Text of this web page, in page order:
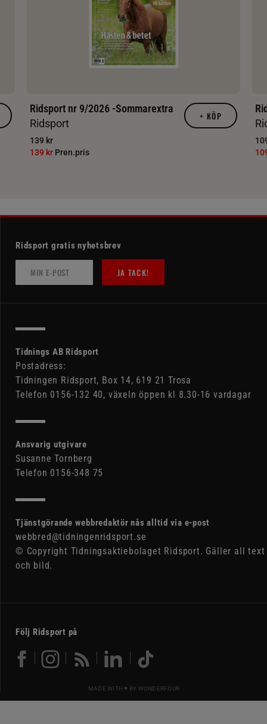
Ridsport nr 9/2026 -Sommarextra
Ridsport
139 kr
139 kr Pren.pris
+ KÖP
Ridsport gratis nyhetsbrev
JA TACK!
Tidnings AB Ridsport
Postadress:
Tidningen Ridsport, Box 14, 619 21 Trosa
Telefon 0156-132 40, växeln öppen kl 8.30-16 vardagar
Ansvarig utgivare
Susanne Tornberg
Telefon 0156-348 75
Tjänstgörande webbredaktör nås alltid via e-post
webbred@tidningenridsport.se
© Copyright Tidningsaktiebolaget Ridsport. Gäller all text
och bild.
Följ Ridsport på
MADE WITH ♥ BY WONDERFOUR